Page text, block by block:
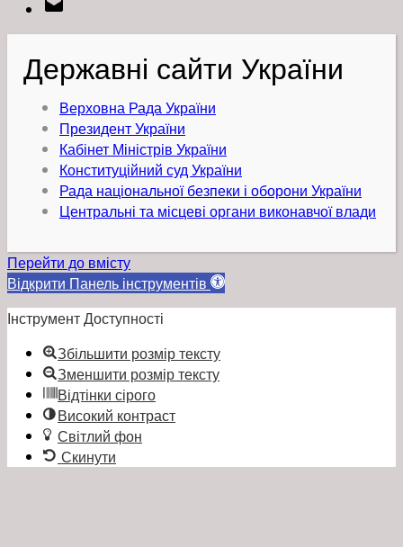
Державні сайти України
Верховна Рада України
Президент України
Кабінет Міністрів України
Конституційний суд України
Рада національної безпеки і оборони України
Центральні та місцеві органи виконавчої влади
Перейти до вмісту
Відкрити Панель інструментів
Інструмент Доступності
Збільшити розмір тексту
Зменшити розмір тексту
Відтінки сірого
Високий контраст
Світлий фон
Скинути